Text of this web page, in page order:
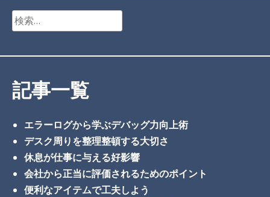
検
索:
記事一覧
エラーログから学ぶデバッグ力向上術
デスク周りを整理整頓する大切さ
休息が仕事に与える好影響
会社から正当に評価されるためのポイント
便利なアイテムで工夫しよう